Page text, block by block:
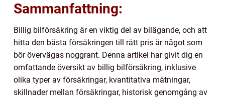
Sammanfattning:
Billig bilförsäkring är en viktig del av bilägande, och att
hitta den bästa försäkringen till rätt pris är något som
bör övervägas noggrant. Denna artikel har givit dig en
omfattande översikt av billig bilförsäkring, inklusive
olika typer av försäkringar, kvantitativa mätningar,
skillnader mellan försäkringar, historisk genomgång av